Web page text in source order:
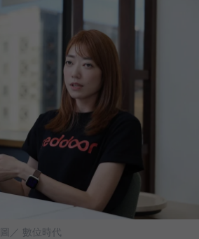
圖／ 數位時代